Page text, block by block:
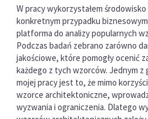
W pracy wykorzystałem
konkretnym przypadku
platforma do analizy popularnych
Podczas badań zebrano zarówno
jakościowe, które pomogły ocenić
każdego z tych wzorców. Jednym z
mojej pracy jest to, że mimo
wzorce architektoniczne,
wyzwania i ograniczenia. Dlatego